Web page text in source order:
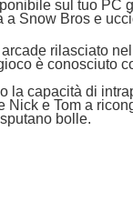
sul tuo PC
Snow Bros e
rilasciato
è conosciuto
la capacità di
e Tom a
bolle.